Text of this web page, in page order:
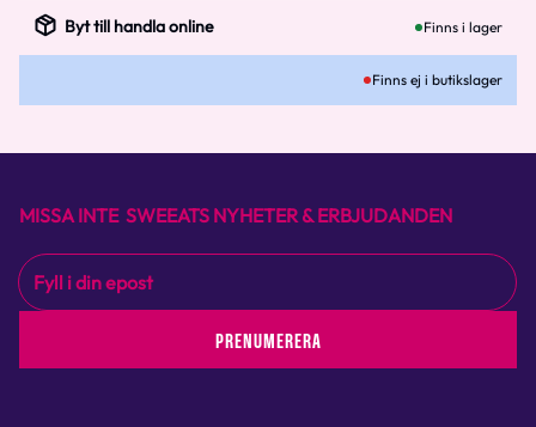
Byt till handla online Finns i lager
Finns ej i butikslager
MISSA INTE SWEEATS NYHETER & ERBJUDANDEN
PRENUMERERA